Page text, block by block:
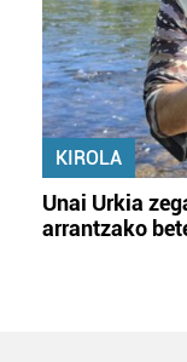
KIROLA
Unai Urkia
arrantzako